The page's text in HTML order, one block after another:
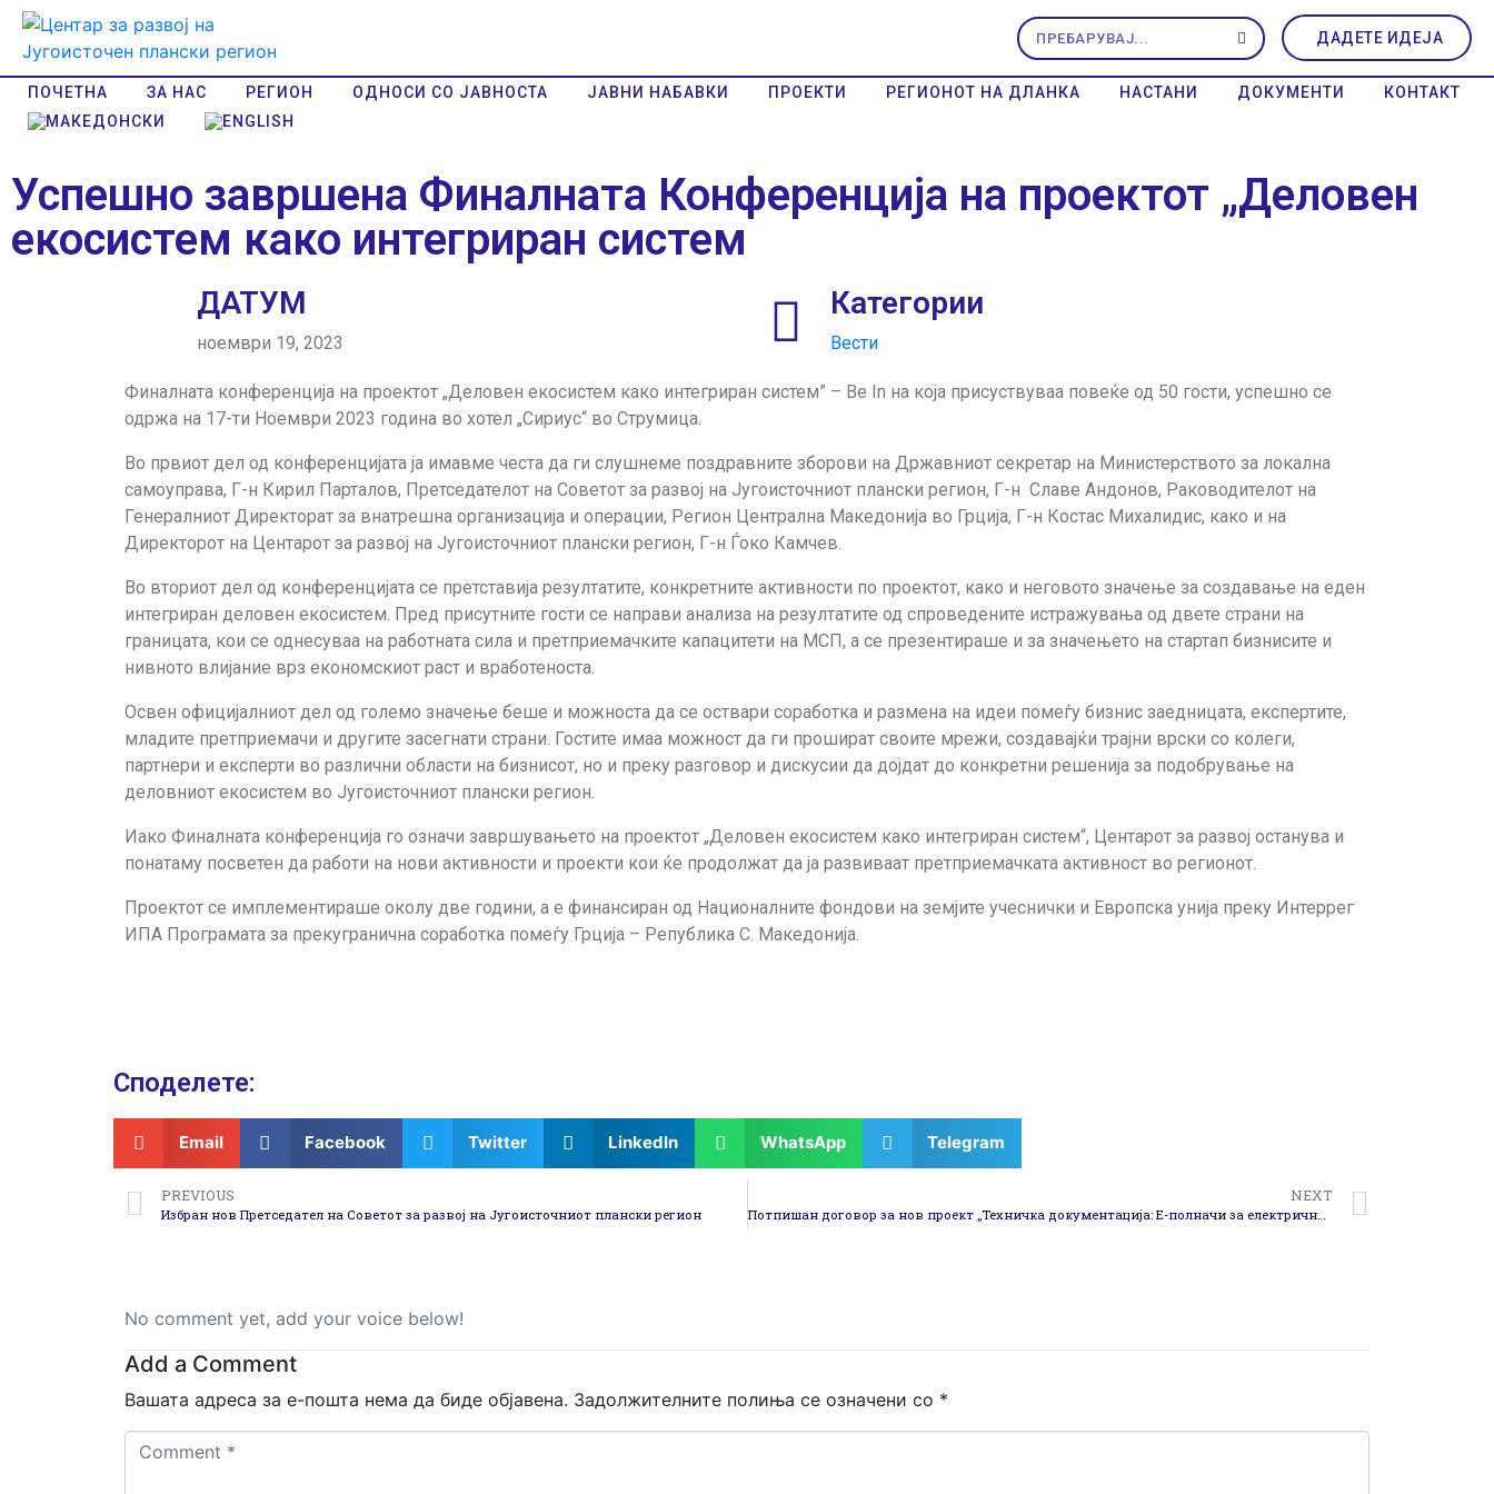
ДАДЕТЕ ИДЕЈА
ПОЧЕТНА ЗА НАС РЕГИОН ОДНОСИ СО ЈАВНОСТА ЈАВНИ НАБАВКИ ПРОЕКТИ РЕГИОНОТ НА ДЛАНКА НАСТАНИ ДОКУМЕНТИ КОНТАКТ
Успешно завршена Финалната Конференција на проектот „Деловен
екосистем како интегриран систем
ДАТУМ
ноември 19, 2023
Категории
Вести
Финалната конференција на проектот „Деловен екосистем како интегриран систем” – Be In на која присуствуваа повеќе од 50 гости, успешно се
одржа на 17-ти Ноември 2023 година во хотел „Сириус“ во Струмица.
Во првиот дел од конференцијата ја имавме честа да ги слушнеме поздравните зборови на Државниот секретар на Министерството за локална
самоуправа, Г-н Кирил Парталов, Претседателот на Советот за развој на Југоисточниот плански регион, Г-н Славе Андонов, Раководителот на
Генералниот Директорат за внатрешна организација и операции, Регион Централна Македонија во Грција, Г-н Костас Михалидис, како и на
Директорот на Центарот за развој на Југоисточниот плански регион, Г-н Ѓоко Камчев.
Во вториот дел од конференцијата се претставија резултатите, конкретните активности по проектот, како и неговото значење за создавање на еден
интегриран деловен екосистем. Пред присутните гости се направи анализа на резултатите од спроведените истражувања од двете страни на
границата, кои се однесуваа на работната сила и претприемачките капацитети на МСП, а се презентираше и за значењето на стартап бизнисите и
нивното влијание врз економскиот раст и вработеноста.
Освен официјалниот дел од големо значење беше и можноста да се оствари соработка и размена на идеи помеѓу бизнис заедницата, експертите,
младите претприемачи и другите засегнати страни. Гостите имаа можност да ги прошират своите мрежи, создавајќи трајни врски со колеги,
партнери и експерти во различни области на бизнисот, но и преку разговор и дискусии да дојдат до конкретни решенија за подобрување на
деловниот екосистем во Југоисточниот плански регион.
Иако Финалната конференција го означи завршувањето на проектот „Деловен екосистем како интегриран систем“, Центарот за развој останува и
понатаму посветен да работи на нови активности и проекти кои ќе продолжат да ја развиваат претприемачката активност во регионот.
Проектот се имплементираше околу две години, а е финансиран од Националните фондови на земјите учеснички и Европска унија преку Интеррег
ИПА Програмата за прекугранична соработка помеѓу Грција – Република С. Македонија.
Споделeте:
Email Facebook Twitter LinkedIn WhatsApp Telegram
PREVIOUS
Избран нов Претседател на Советот за развој на Југоисточниот плански регион
NEXT
Потпишан договор за нов проект „Техничка документација: Е-полначи за електрични возила“
No comment yet, add your voice below!
Add a Comment
Вашата адреса за е-пошта нема да биде објавена. Задолжителните полиња се означени со *
Comment